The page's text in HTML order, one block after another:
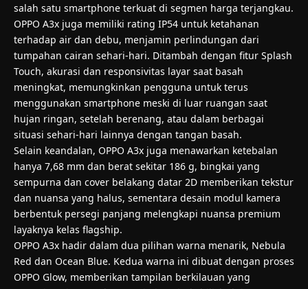
salah satu smartphone terkuat di segmen harga terjangkau.
OPPO A3x juga memiliki rating IP54 untuk ketahanan
terhadap air dan debu, menjamin perlindungan dari
tumpahan cairan sehari-hari. Ditambah dengan fitur Splash
Touch, akurasi dan responsivitas layar saat basah
meningkat, memungkinkan pengguna untuk terus
menggunakan smartphone meski di luar ruangan saat
hujan ringan, setelah berenang, atau dalam berbagai
situasi sehari-hari lainnya dengan tangan basah.
Selain keandalan, OPPO A3x juga menawarkan ketebalan
hanya 7,68 mm dan berat sekitar 186 g, bingkai yang
sempurna dan cover belakang datar 2D memberikan tekstur
dan nuansa yang halus, sementara desain modul kamera
berbentuk persegi panjang melengkapi nuansa premium
layaknya kelas flagship.
OPPO A3x hadir dalam dua pilihan warna menarik, Nebula
Red dan Ocean Blue. Kedua warna ini dibuat dengan proses
OPPO Glow, memberikan tampilan berkilauan yang